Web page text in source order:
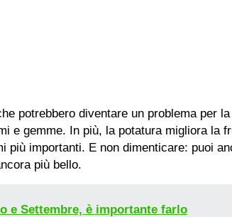
potrebbero diventare un problema per
e gemme. In più, la potatura migliora la
più importanti. E non dimenticare: puoi
più bello.
e Settembre, è importante farlo